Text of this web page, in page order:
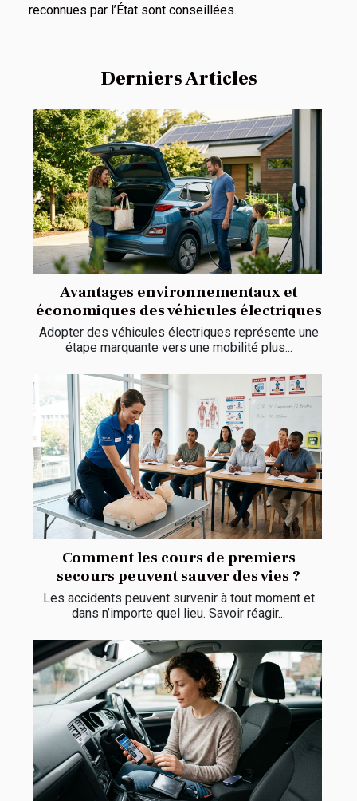
reconnues par l’État sont conseillées.
Derniers Articles
Avantages environnementaux et
économiques des véhicules électriques
Adopter des véhicules électriques représente une
étape marquante vers une mobilité plus...
Comment les cours de premiers
secours peuvent sauver des vies ?
Les accidents peuvent survenir à tout moment et
dans n’importe quel lieu. Savoir réagir...